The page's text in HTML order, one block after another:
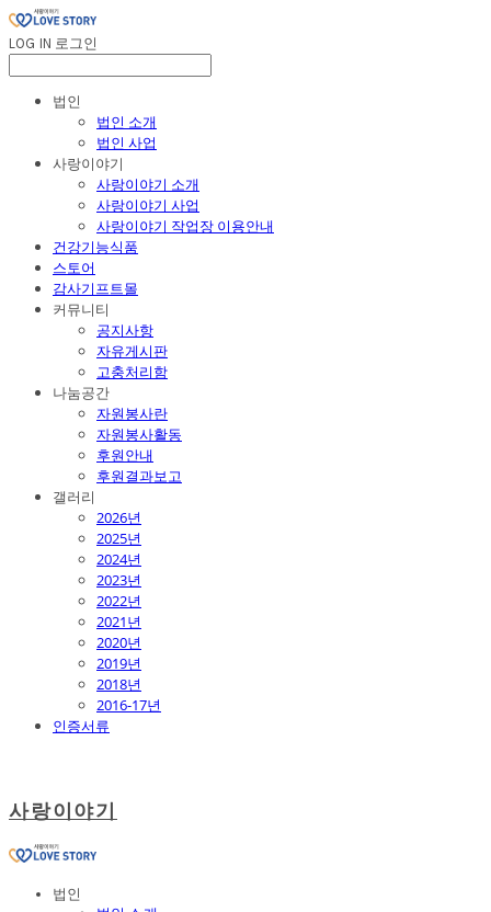
LOG IN 로그인
법인
법인 소개
법인 사업
사랑이야기
사랑이야기 소개
사랑이야기 사업
사랑이야기 작업장 이용안내
건강기능식품
스토어
감사기프트몰
커뮤니티
공지사항
자유게시판
고충처리함
나눔공간
자원봉사란
자원봉사활동
후원안내
후원결과보고
갤러리
2026년
2025년
2024년
2023년
2022년
2021년
2020년
2019년
2018년
2016-17년
인증서류
사랑이야기
법인